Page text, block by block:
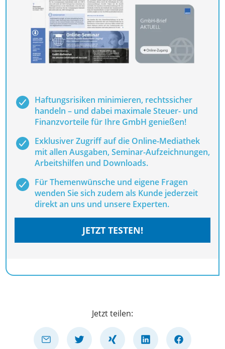
Haftungsrisiken minimieren, rechtssicher
handeln – und dabei maximale Steuer- und
Finanzvorteile für Ihre GmbH genießen!
Exklusiver Zugriff auf die Online-Mediathek
mit allen Ausgaben, Seminar-Aufzeichnungen,
Arbeitshilfen und Downloads.
Für Themenwünsche und eigene Fragen
wenden Sie sich zudem als Kunde jederzeit
direkt an uns und unsere Experten.
JETZT TESTEN!
Jetzt teilen: